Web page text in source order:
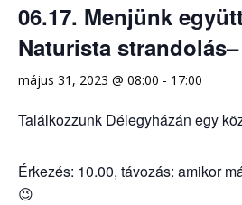
06.17. Menjünk
Naturista
május 31, 2023 @ 08:00 - 17:00
Találkozzunk Délegyházán egy
Érkezés: 10.00, távozás: amikor
😉